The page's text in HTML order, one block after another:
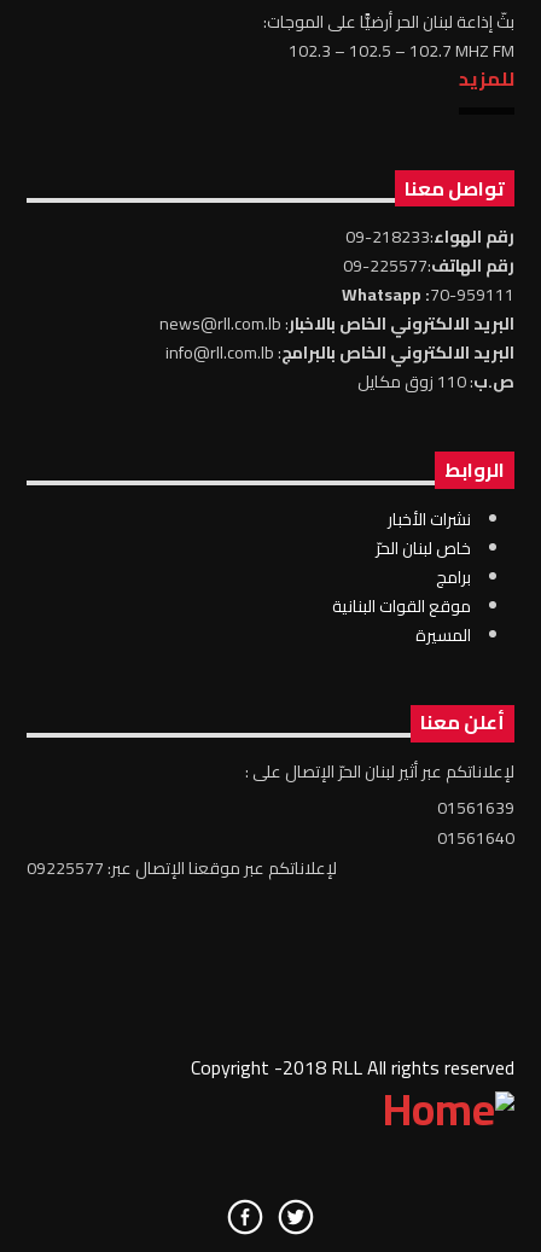
بثّ إذاعة لبنان الحر أرضيًّا على الموجات:
102.3 – 102.5 – 102.7 MHZ FM
للمزيد
تواصل معنا
رقم الهواء:218233-09
رقم الهاتف:225577-09
70-959111
: Whatsapp
البريد الالكتروني الخاص بالاخبار: news@rll.com.lb
البريد الالكتروني الخاص بالبرامج: info@rll.com.lb
ص.ب: 110 زوق مكايل
الروابط
نشرات الأخبار
خاص لبنان الحرّ
برامج
موقع القوات البنانية
المسيرة
أعلن معنا
لإعلاناتكم عبر أثير لبنان الحرّ الإتصال على :
01561639
01561640
لإعلاناتكم عبر موقعنا الإتصال عبر: 09225577
Copyright -2018 RLL All rights reserved